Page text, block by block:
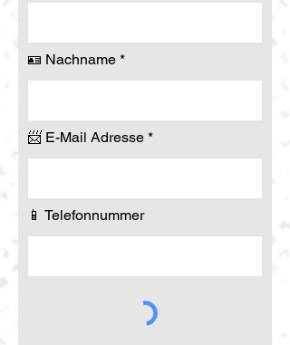
🪪 Nachname
📨 E-Mail Adresse
📱 Telefonnummer